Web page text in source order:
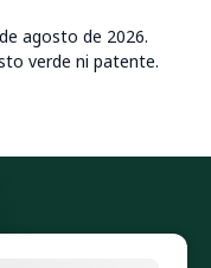
agosto de 2026.
verde ni patente.